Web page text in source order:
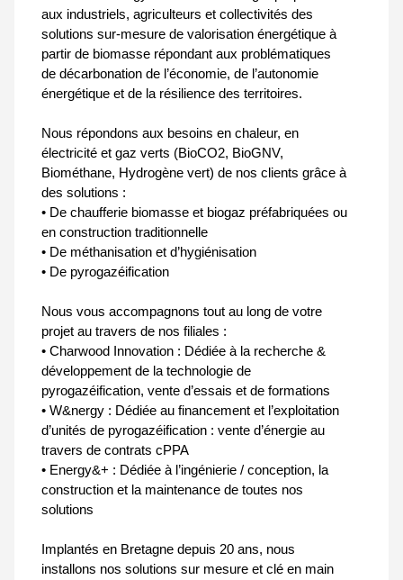
aux industriels, agriculteurs et collectivités des
solutions sur-mesure de valorisation énergétique à
partir de biomasse répondant aux problématiques
de décarbonation de l’économie, de l’autonomie
énergétique et de la résilience des territoires.
Nous répondons aux besoins en chaleur, en
électricité et gaz verts (BioCO2, BioGNV,
Biométhane, Hydrogène vert) de nos clients grâce à
des solutions :
• De chaufferie biomasse et biogaz préfabriquées ou
en construction traditionnelle
• De méthanisation et d’hygiénisation
• De pyrogazéification
Nous vous accompagnons tout au long de votre
projet au travers de nos filiales :
• Charwood Innovation : Dédiée à la recherche &
développement de la technologie de
pyrogazéification, vente d’essais et de formations
• W&nergy : Dédiée au financement et l’exploitation
d’unités de pyrogazéification : vente d’énergie au
travers de contrats cPPA
• Energy&+ : Dédiée à l’ingénierie / conception, la
construction et la maintenance de toutes nos
solutions
Implantés en Bretagne depuis 20 ans, nous
installons nos solutions sur mesure et clé en main